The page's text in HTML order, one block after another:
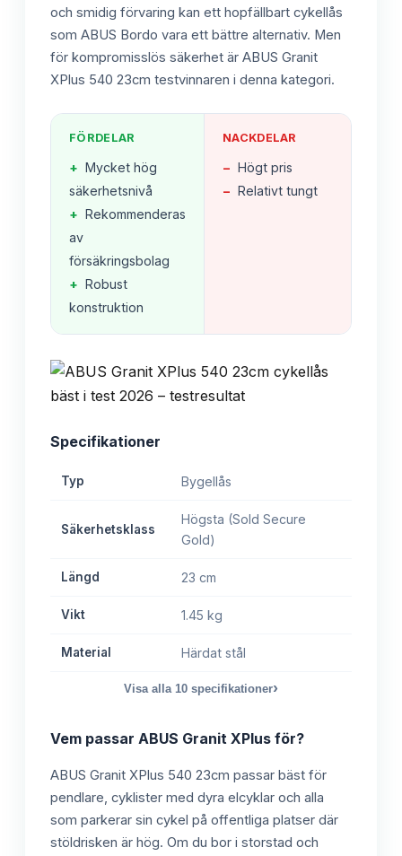
och smidig förvaring kan ett hopfällbart cykellås
som ABUS Bordo vara ett bättre alternativ. Men
för kompromisslös säkerhet är ABUS Granit
XPlus 540 23cm testvinnaren i denna kategori.
FÖRDELAR
+ Mycket hög
säkerhetsnivå
+ Rekommenderas
av
försäkringsbolag
+ Robust
konstruktion
NACKDELAR
− Högt pris
− Relativt tungt
Specifikationer
Typ Bygellås
Säkerhetsklass
Högsta (Sold Secure
Gold)
Längd 23 cm
Vikt 1.45 kg
Material Härdat stål
Visa alla 10 specifikationer›
Vem passar ABUS Granit XPlus för?
ABUS Granit XPlus 540 23cm passar bäst för
pendlare, cyklister med dyra elcyklar och alla
som parkerar sin cykel på offentliga platser där
stöldrisken är hög. Om du bor i storstad och